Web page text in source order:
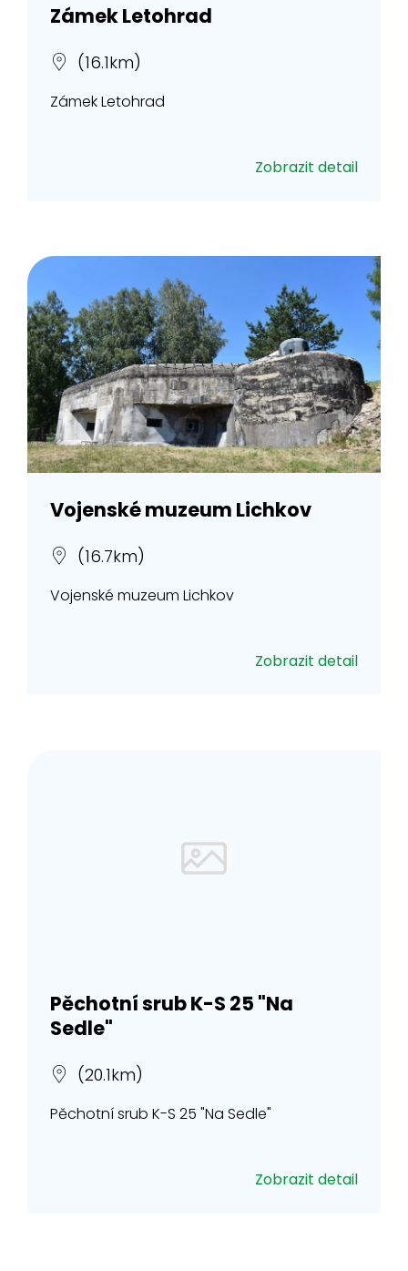
Zámek Letohrad
(16.1km)
Zámek Letohrad
Zobrazit detail
Vojenské muzeum Lichkov
(16.7km)
Vojenské muzeum Lichkov
Zobrazit detail
Pěchotní srub K-S 25 "Na
Sedle"
(20.1km)
Pěchotní srub K-S 25 "Na Sedle"
Zobrazit detail